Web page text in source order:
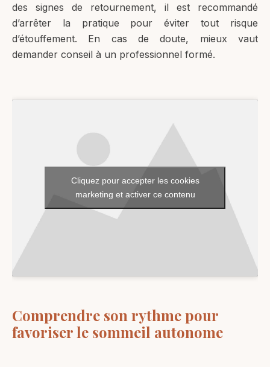
des signes de retournement, il est recommandé
d’arrêter la pratique pour éviter tout risque
d’étouffement. En cas de doute, mieux vaut
demander conseil à un professionnel formé.
Cliquez pour accepter les cookies
marketing et activer ce contenu
Comprendre son rythme pour
favoriser le sommeil autonome